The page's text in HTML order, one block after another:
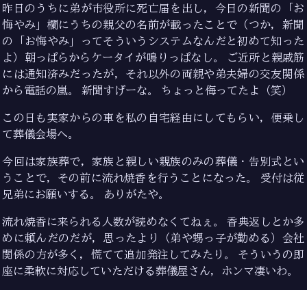
昨日のうちに弟が市役所に死亡届を出し，今日の新聞の「お
悔やみ」欄にうちの親父の名前が載ったことで（つか，新聞
の「お悔やみ」ってそういうシステムなんだと初めて知った
よ）朝っぱらからケータイが鳴りっぱなし。 ご近所と親戚筋
には通知済みだったが，それ以外の両親や弟夫婦の交友関係
から電話の嵐。 新聞すげーな。 ちょっと侮ってたよ（笑）
この日も実家からの車を私の自宅経由にしてもらい，便乗し
て葬儀会場へ。
今回は家族葬で，家族と親しい親族のみの葬儀・告別式とい
うことで，その前に流れ焼香を行うことになった。 受付は従
兄弟にお願いする。 ありがたや。
流れ焼香に来られる人数が読めなくてねぇ。 香典返しとか多
めに頼んだのだが，思ったより（弟や甥っ子が勤める）会社
関係の方が多く，慌てて追加発注してみたり。 そういうの即
座に柔軟に対応していただける葬儀屋さん，ホンマ凄いわ。